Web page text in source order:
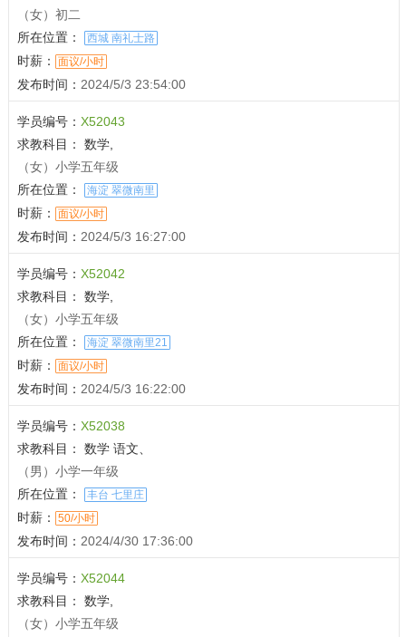
（女）初二
所在位置：
西城 南礼士路
时薪： 面议/小时
发布时间： 2024/5/3 23:54:00
学员编号： X52043
求教科目： 数学,
（女）小学五年级
所在位置：
海淀 翠微南里
时薪： 面议/小时
发布时间： 2024/5/3 16:27:00
学员编号： X52042
求教科目： 数学,
（女）小学五年级
所在位置：
海淀 翠微南里21
时薪： 面议/小时
发布时间： 2024/5/3 16:22:00
学员编号： X52038
求教科目： 数学 语文、
（男）小学一年级
所在位置：
丰台 七里庄
时薪： 50/小时
发布时间： 2024/4/30 17:36:00
学员编号： X52044
求教科目： 数学,
（女）小学五年级